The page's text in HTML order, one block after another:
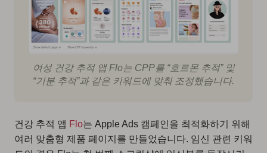
여성 건강 추적 앱 Flo는 CPP를 “호르몬 추적” 및
“기분 추적”과 같은 키워드에 맞춰 조정했습니다.
건강 추적 앱 Flo는 Apple Ads 캠페인을 최적화하기 위해
여러 맞춤형 제품 페이지를 만들었습니다. 임신 관련 키워